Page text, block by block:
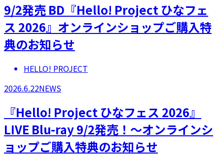
9/2発売 BD『Hello! Project ひなフェ
ス 2026』オンラインショップご購入特
典のお知らせ
HELLO! PROJECT
2026.6.22NEWS
『Hello! Project ひなフェス 2026』
LIVE Blu-ray 9/2発売！～オンラインシ
ョップご購入特典のお知らせ